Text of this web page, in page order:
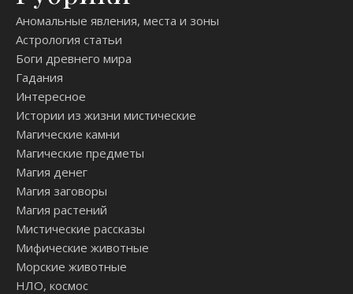
Аномальные явления, места и зоны
Астрология статьи
Боги древнего мира
Гадания
Интересное
Истории из жизни мистические
Магические камни
Магические предметы
Магия денег
Магия заговоры
Магия растений
Мистические рассказы
Мифические животные
Морские животные
НЛО, космос